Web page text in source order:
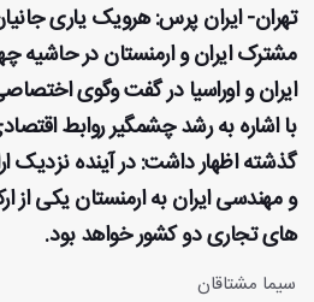
تهران- ایران پرس: هرویک یاری
مشترک ایران و ارمنستان در حاشیه
ایران و اوراسیا در گفت وگوی
با اشاره به رشد چشمگیر روابط
گذشته اظهار داشت: در آینده نزدیک
و مهندسی ایران به ارمنستان یکی از
های تجاری دو کشور خواهد بود.
سیما مشتاقان